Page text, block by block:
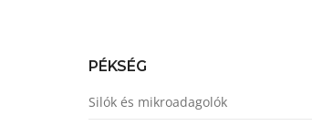
PÉKSÉG
Silók és mikroadagolók